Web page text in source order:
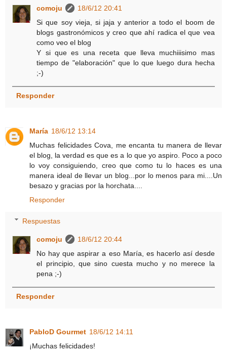
comoju
18/6/12 20:41
Si que soy vieja, si jaja y anterior a todo el boom de
blogs gastronómicos y creo que ahí radica el que vea
como veo el blog
Y si que es una receta que lleva muchiiisimo mas
tiempo de "elaboración" que lo que luego dura hecha
;-)
Responder
María 18/6/12 13:14
Muchas felicidades Cova, me encanta tu manera de llevar
el blog, la verdad es que es a lo que yo aspiro. Poco a poco
lo voy consiguiendo, creo que como tu lo haces es una
manera ideal de llevar un blog...por lo menos para mi....Un
besazo y gracias por la horchata....
Responder
Respuestas
comoju
18/6/12 20:44
No hay que aspirar a eso María, es hacerlo así desde
el principio, que sino cuesta mucho y no merece la
pena ;-)
Responder
PabloD Gourmet 18/6/12 14:11
¡Muchas felicidades!